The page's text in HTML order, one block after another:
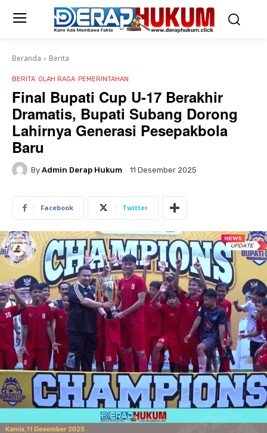
Beranda Berita
BERITA OLAH RAGA PEMERINTAHAN
Final Bupati Cup U-17 Berakhir
Dramatis, Bupati Subang Dorong
Lahirnya Generasi Pesepakbola
Baru
By Admin Derap Hukum 11 Desember 2025
Facebook Twitter